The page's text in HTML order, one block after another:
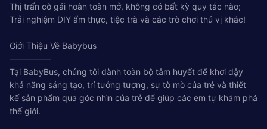
Thị trấn cô gái hoàn toàn mở, không có bất kỳ quy tắc nào;
Trải nghiệm DIY ẩm thực, tiệc trà và các trò chơi thú vị khác!
Giới Thiệu Về Babybus
—————
Tại BabyBus, chúng tôi dành toàn bộ tâm huyết để khơi dậy
khả năng sáng tạo, trí tưởng tượng, sự tò mò của trẻ và thiết
kế sản phẩm qua góc nhìn của trẻ để giúp các em tự khám phá
thế giới.